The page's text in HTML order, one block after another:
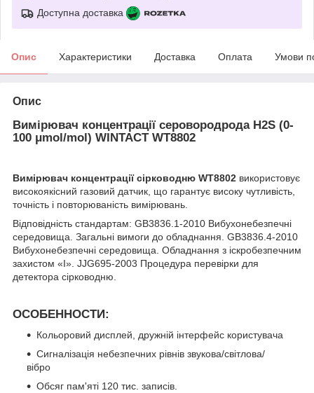
Доступна доставка
Опис Характеристики Доставка Оплата Умови
Опис
Вимірювач концентрації серовородрода H2S (0-
100 μmol/mol) WINTACT WT8802
Вимірювач концентрації сірководню WT8802 використовує
високоякісний газовий датчик, що гарантує високу чутливість,
точність і повторюваність вимірювань.
Відповідність стандартам: GB3836.1-2010 Вибухонебезпечні
середовища. Загальні вимоги до обладнання. GB3836.4-2010
Вибухонебезпечні середовища. Обладнання з іскробезпечним
захистом «I». JJG695-2003 Процедура перевірки для
детектора сірководню.
ОСОБЕННОСТИ:
Кольоровий дисплей, дружній інтерфейс користувача
Сигналізація небезпечних рівнів звукова/світлова/
вібро
Обсяг пам'яті 120 тис. записів.